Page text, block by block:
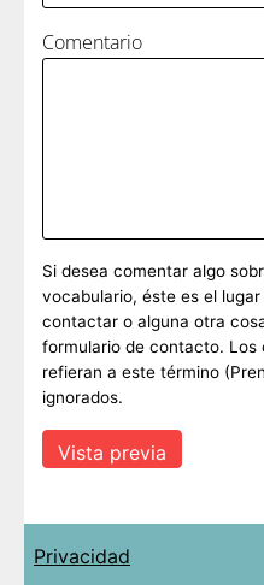
Comentario
Si desea comentar algo
vocabulario, éste es el
contactar o alguna otra
formulario de contacto. Los
refieran a este término
ignorados.
Privacidad